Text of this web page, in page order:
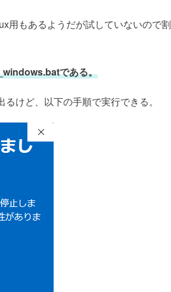
用もあるようだが試していないので割
である。
けど、以下の手順で実行できる。